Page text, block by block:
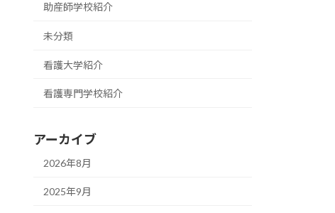
助産師学校紹介
未分類
看護大学紹介
看護専門学校紹介
アーカイブ
2026年8月
2025年9月